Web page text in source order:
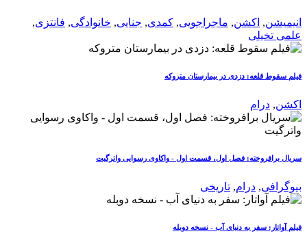
انیمیشن, اکشن, ماجراجویی, کمدی, جنایی, خانوادگی, فانتزی,
علمی تخیلی
فیلم سقوط قلعه: دزدی در بیمارستان متروکه
اکشن, درام
سریال برافروخته: فصل اول، قسمت اول - واکاوی رسوایی واترگیت
بیوگرافی, درام, تاریخی
فیلم آواتار: سفر به دنیای آب - نسخه دوبله